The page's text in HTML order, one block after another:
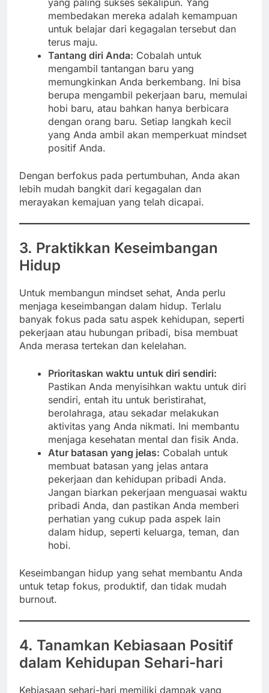
membedakan mereka adalah kemampuan
untuk belajar dari kegagalan tersebut dan
terus maju.
Tantang diri Anda: Cobalah untuk
mengambil tantangan baru yang
memungkinkan Anda berkembang. Ini bisa
berupa mengambil pekerjaan baru, memulai
hobi baru, atau bahkan hanya berbicara
dengan orang baru. Setiap langkah kecil
yang Anda ambil akan memperkuat mindset
positif Anda.
Dengan berfokus pada pertumbuhan, Anda akan
lebih mudah bangkit dari kegagalan dan
merayakan kemajuan yang telah dicapai.
3. Praktikkan Keseimbangan
Hidup
Untuk membangun mindset sehat, Anda perlu
menjaga keseimbangan dalam hidup. Terlalu
banyak fokus pada satu aspek kehidupan, seperti
pekerjaan atau hubungan pribadi, bisa membuat
Anda merasa tertekan dan kelelahan.
Prioritaskan waktu untuk diri sendiri:
Pastikan Anda menyisihkan waktu untuk diri
sendiri, entah itu untuk beristirahat,
berolahraga, atau sekadar melakukan
aktivitas yang Anda nikmati. Ini membantu
menjaga kesehatan mental dan fisik Anda.
Atur batasan yang jelas: Cobalah untuk
membuat batasan yang jelas antara
pekerjaan dan kehidupan pribadi Anda.
Jangan biarkan pekerjaan menguasai waktu
pribadi Anda, dan pastikan Anda memberi
perhatian yang cukup pada aspek lain
dalam hidup, seperti keluarga, teman, dan
hobi.
Keseimbangan hidup yang sehat membantu Anda
untuk tetap fokus, produktif, dan tidak mudah
burnout.
4. Tanamkan Kebiasaan Positif
dalam Kehidupan Sehari-hari
Kebiasaan sehari-hari memiliki dampak yang